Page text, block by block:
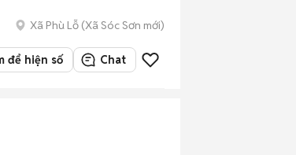
Xã Phù Lỗ (Xã Sóc Sơn mới)
để hiện số Chat